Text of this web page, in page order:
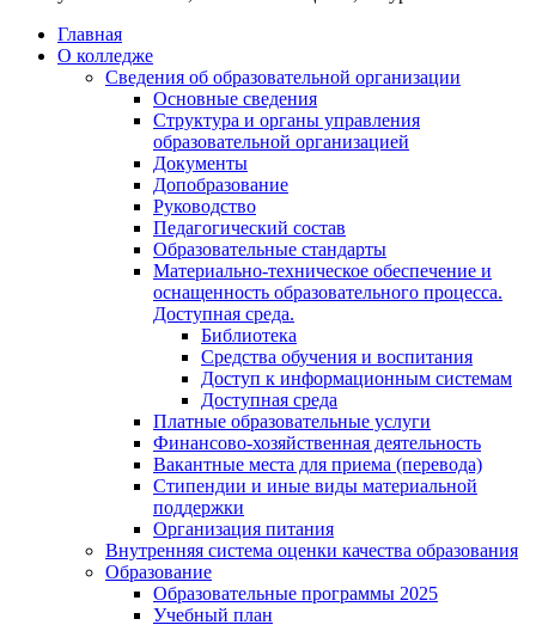
Главная
О колледже
Сведения об образовательной организации
Основные сведения
Структура и органы управления
образовательной организацией
Документы
Допобразование
Руководство
Педагогический состав
Образовательные стандарты
Материально-техническое обеспечение и
оснащенность образовательного процесса.
Доступная среда.
Библиотека
Средства обучения и воспитания
Доступ к информационным системам
Доступная среда
Платные образовательные услуги
Финансово-хозяйственная деятельность
Вакантные места для приема (перевода)
Стипендии и иные виды материальной
поддержки
Организация питания
Внутренняя система оценки качества образования
Образование
Образовательные программы 2025
Учебный план